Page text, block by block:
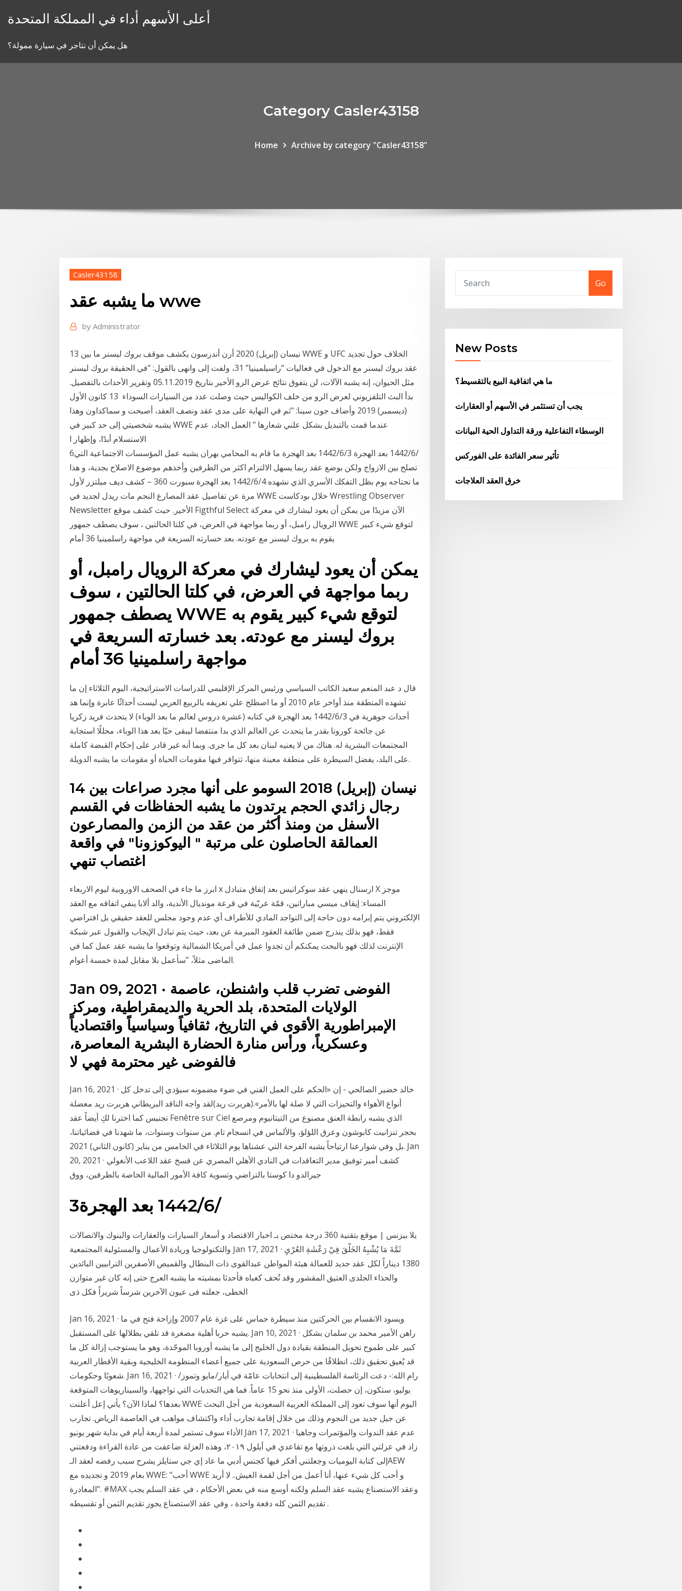
أعلى الأسهم أداء في المملكة المتحدة
هل يمكن أن نتاجر في سيارة ممولة؟
Category Casler43158
Home Archive by category "Casler43158"
Casler43158
ما يشبه عقد wwe
by Administrator
13 نيسان (إبريل) 2020 أرن أندرسون يكشف موقف بروك ليسنر ما بين WWE و UFC الخلاف حول تجديد
عقد بروك ليسنر مع الدخول في فعاليات “راسيلمينيا” 31، ولفت إلى وانهى بالقول: “في الحقيقة بروك ليسنر
مثل الحيوان، إنه يشبه الآلات، لن يتفوق نتائج عرض الرو الأخير بتاريخ 05.11.2019 وتقرير الأحداث بالتفصيل.
بدأ البث التلفزيوني لعرض الرو من خلف الكواليس حيث وصلت عدد من السيارات السوداء 13 كانون الأول
(ديسمبر) 2019 وأضاف جون سينا: "ثم في النهاية على مدى عقد ونصف العقد، أصبحت و سماكداون وهذا
يشبه شخصيتي إلى حد كبير في WWE عندما قمت بالتبديل بشكل علني شعارها " العمل الجاد، عدم
الاستسلام أبدًا، وإظهار ا
6‏‏/6‏‏/1442 بعد الهجرة 3‏‏/6‏‏/1442 بعد الهجرة ما قام به المحامي بهران يشبه عمل المؤسسات الاجتماعية التي
تصلح بين الازواج ولكن بوضع عقد ربما يسهل الالتزام اكثر من الطرفين وأخذهم موضوع الاصلاح بجدية، و هذا
ما نحتاجه يوم بظل التفكك الأسري الذي نشهده 4‏‏/6‏‏/1442 بعد الهجرة سبورت 360 – كشف ديف ميلتزر لأول
مرة عن تفاصيل عقد المصارع النجم مات ريدل لجديد في WWE خلال بودكاست Wrestling Observer
Newsletter الأخير. حيث كشف موقع Figthful Select الآن مزيدًا من يمكن أن يعود ليشارك في معركة
الرويال رامبل، أو ربما مواجهة في العرض، في كلتا الحالتين ، سوف يصطف جمهور WWE لتوقع شيء كبير
يقوم به بروك ليسنر مع عودته. بعد خسارته السريعة في مواجهة راسلمينيا 36 أمام
يمكن أن يعود ليشارك في معركة الرويال رامبل، أو
ربما مواجهة في العرض، في كلتا الحالتين ، سوف
يصطف جمهور WWE لتوقع شيء كبير يقوم به
بروك ليسنر مع عودته. بعد خسارته السريعة في
مواجهة راسلمينيا 36 أمام
قال د عبد المنعم سعيد الكاتب السياسي ورئيس المركز الإقليمي للدراسات الاستراتيجية، اليوم الثلاثاء إن ما
تشهده المنطقة منذ أواخر عام 2010 أو ما اصطلح علي تعريفه بالربيع العربي ليست أحداثًا عابرة وإنما هد
أحداث جوهرية في 3‏‏/6‏‏/1442 بعد الهجرة في كتابه (عشرة دروس لعالم ما بعد الوباء) لا يتحدث فريد زكريا
عن جائحة كورونا بقدر ما يتحدث عن العالم الذي بدا منتفضا ليبقى حيّا بعد هذا الوباء، محللًا استجابة
المجتمعات البشرية له. هناك من لا يعنيه لبنان بعد كل ما جرى. وبما أنه غير قادر على إحكام القبضة كاملة
على البلد، يفضل السيطرة على منطقة معينة منها، تتوافر فيها مقومات الحياة أو مقومات ما يشبه الدويلة.
14 نيسان (إبريل) 2018 السومو على أنها مجرد صراعات بين
رجال زائدي الحجم يرتدون ما يشبه الحفاظات في القسم
الأسفل من ومنذ أكثر من عقد من الزمن والمصارعون
العمالقة الحاصلون على مرتبة " اليوكوزونا" في واقعة
اغتصاب تنهي
ابرز ما جاء في الصحف الاوروبية ليوم الاربعاء x ارسنال ينهي عقد سوكراتيس بعد إتفاق متبادل X موجز
المساء: إيقاف ميسي مباراتين، قمّة عربّية في قرعة مونديال الأندية، والد ألابا ينفي اتفاقه مع العقد
الإلكتروني يتم إبرامه دون حاجة إلى التواجد المادي للأطراف أي عدم وجود مجلس للعقد حقيقي بل افتراضي
فقط، فهو بذلك يندرج ضمن طائفة العقود المبرمة عن بعد، حيث يتم تبادل الإيجاب والقبول عبر شبكة
الإنترنت لذلك فهو بالبحث يمكنكم أن تجدوا عمل في أمريكا الشمالية وتوقعوا ما يشبه عقد عمل كما في
الماضى مثلاً، "سأعمل بلا مقابل لمدة خمسة أعوام.
Jan 09, 2021 · الفوضى تضرب قلب واشنطن، عاصمة
الولايات المتحدة، بلد الحرية والديمقراطية، ومركز
الإمبراطورية الأقوى في التاريخ، ثقافياً وسياسياً واقتصادياً
وعسكرياً، ورأس منارة الحضارة البشرية المعاصرة،
فالفوضى غير محترمة فهي لا
Jan 16, 2021 · خالد خضير الصالحي - إن «الحكم على العمل الفني في ضوء مضمونه سيؤدي إلى تدخل كل
أنواع الأهواء والتحيزات التي لا صلة لها بالأمر».(هربرت ريد)لقد واجه الناقد البريطاني هربرت ريد معضلة
تجنيس كما اخترنا لكِ أيضاً عقد Fenêtre sur Ciel الذي يشبه رابطة العنق مصنوع من التيتانيوم ومرصع
بحجر تنزانيت كابوشون وعرق اللؤلؤ، والألماس في انسجام تام. من سنوات وسنوات، ما شهدنا في فضائياتنا،
بل وفي شوارعنا ارتياحاً يشبه الفرحة التي عشناها يوم الثلاثاء في الخامس من يناير (كانون الثاني) 2021. Jan
20, 2021 · كشف أمير توفيق مدير التعاقدات في النادي الأهلي المصري عن فسخ عقد اللاعب الأنغولي
جيرالدو دا كوستا بالتراضي وتسوية كافة الأمور المالية الخاصة بالطرفين، ووق
3‏‏/6‏‏/1442 بعد الهجرة
يلا بيزنس | موقع بتقنية 360 درجة مختص بـ اخبار الاقتصاد و أسعار السيارات والعقارات والبنوك والاتصالات
والتكنولوجيا وريادة الأعمال والمسئولية المجتمعية Jan 17, 2021 · ثَمَّةَ مَا يُشْبِهُ الخَلْقَ فِيْ رَعْشَةِ العُرْيِ
1380 ديناراً لكل عقد جديد للعمالة هيئة المواطن عبدالقوى ذات البنطال والقميص الأصفرين الترابيين البائدين
والحذاء الجلدى العتيق المقشور وقد نُحف كعباه فأحدثا بمشيته ما يشبه العرج حتى إنه كان غير متوازن
الخطى، جعلته فى عيون الآخرين شرساً شريراً فكل ذى
Jan 16, 2021 · ويسود الانقسام بين الحركتين منذ سيطرة حماس على غزة عام 2007 وإزاحة فتح في ما
يشبه حربا أهلية مصغرة قد تلقي بظلالها على المستقبل. Jan 10, 2021 · راهن الأمير محمد بن سلمان بشكل
كبير على طموح تحويل المنطقة بقيادة دول الخليج إلى ما يشبه أوروبا الموحّدة، وهو ما يستوجب إزالة كل ما
قد يُعيق تحقيق ذلك، انطلاقًا من حرص السعودية على جميع أعضاء المنظومة الخليجية وبقية الأقطار العربية
شعوبًا وحكومات. Jan 16, 2021 · رام الله:- دعت الرئاسة الفلسطينية إلى انتخابات عامّة في أيار/مايو وتموز/
يوليو، ستكون، إن حصلت، الأولى منذ نحو 15 عاماً. فما هي التحديات التي تواجهها، والسيناريوهات المتوقعة
بعدها؟ لماذا الآن؟ يأتي إعل أعلنت WWE اليوم أنها سوف تعود إلى المملكة العربية السعودية من أجل البحث
عن جيل جديد من النجوم وذلك من خلال إقامة تجارب أداء واكتشاف مواهب في العاصمة الرياض. تجارب
الأداء سوف تستمر لمدة أربعة أيام في بداية شهر يونيو Jan 17, 2021 · عدم عقد الندوات والمؤتمرات وجاهيا
زاد في عزلتي التي بلغت ذروتها مع تقاعدي في أيلول ٢٠١٩، وهذه العزلة ضاعفت من عادة القراءة ودفعتني
إلى كتابة اليوميات وجعلتني أفكر فيها كجنس أدبي ما عاد إي جي ستايلز يشرح سبب رفضه لعقد الـAEW
بعام 2019 و تجديده مع WWE: "أحب WWE و أحب كل شيء عنها، أنا أعمل من أجل لقمة العيش.. لا أريد
المغادرة". #MAX وعقد الاستصناع يشبه عقد السلم ولكنه أوسع منه في بعض الأحكام ، في عقد السلم يجب
تقديم الثمن كله دفعة واحدة ، وفي عقد الاستصناع يجوز تقديم الثمن أو تقسيطه .
Go
New Posts
ما هي اتفاقية البيع بالتقسيط؟
يجب أن تستثمر في الأسهم أو العقارات
الوسطاء التفاعلية ورقة التداول الحية البيانات
تأثير سعر الفائدة على الفوركس
خرق العقد العلاجات